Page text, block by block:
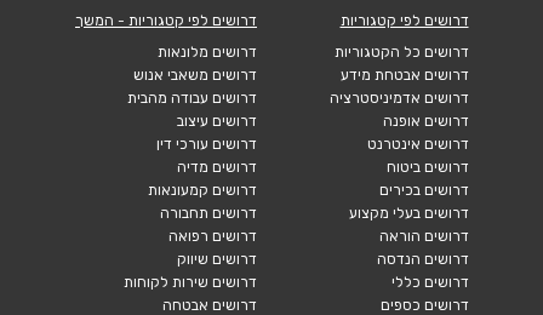
דרושים לפי קטגוריות
דרושים כל הקטגוריות
דרושים אבטחת מידע
דרושים אדמיניסטרציה
דרושים אופנה
דרושים אינטרנט
דרושים ביטוח
דרושים בכירים
דרושים בעלי מקצוע
דרושים הוראה
דרושים הנדסה
דרושים כללי
דרושים כספים
דרושים לפי קטגוריות - המשך
דרושים מלונאות
דרושים משאבי אנוש
דרושים עבודה מהבית
דרושים עיצוב
דרושים עורכי דין
דרושים מדיה
דרושים קמעונאות
דרושים תחבורה
דרושים רפואה
דרושים שיווק
דרושים שירות לקוחות
דרושים אבטחה